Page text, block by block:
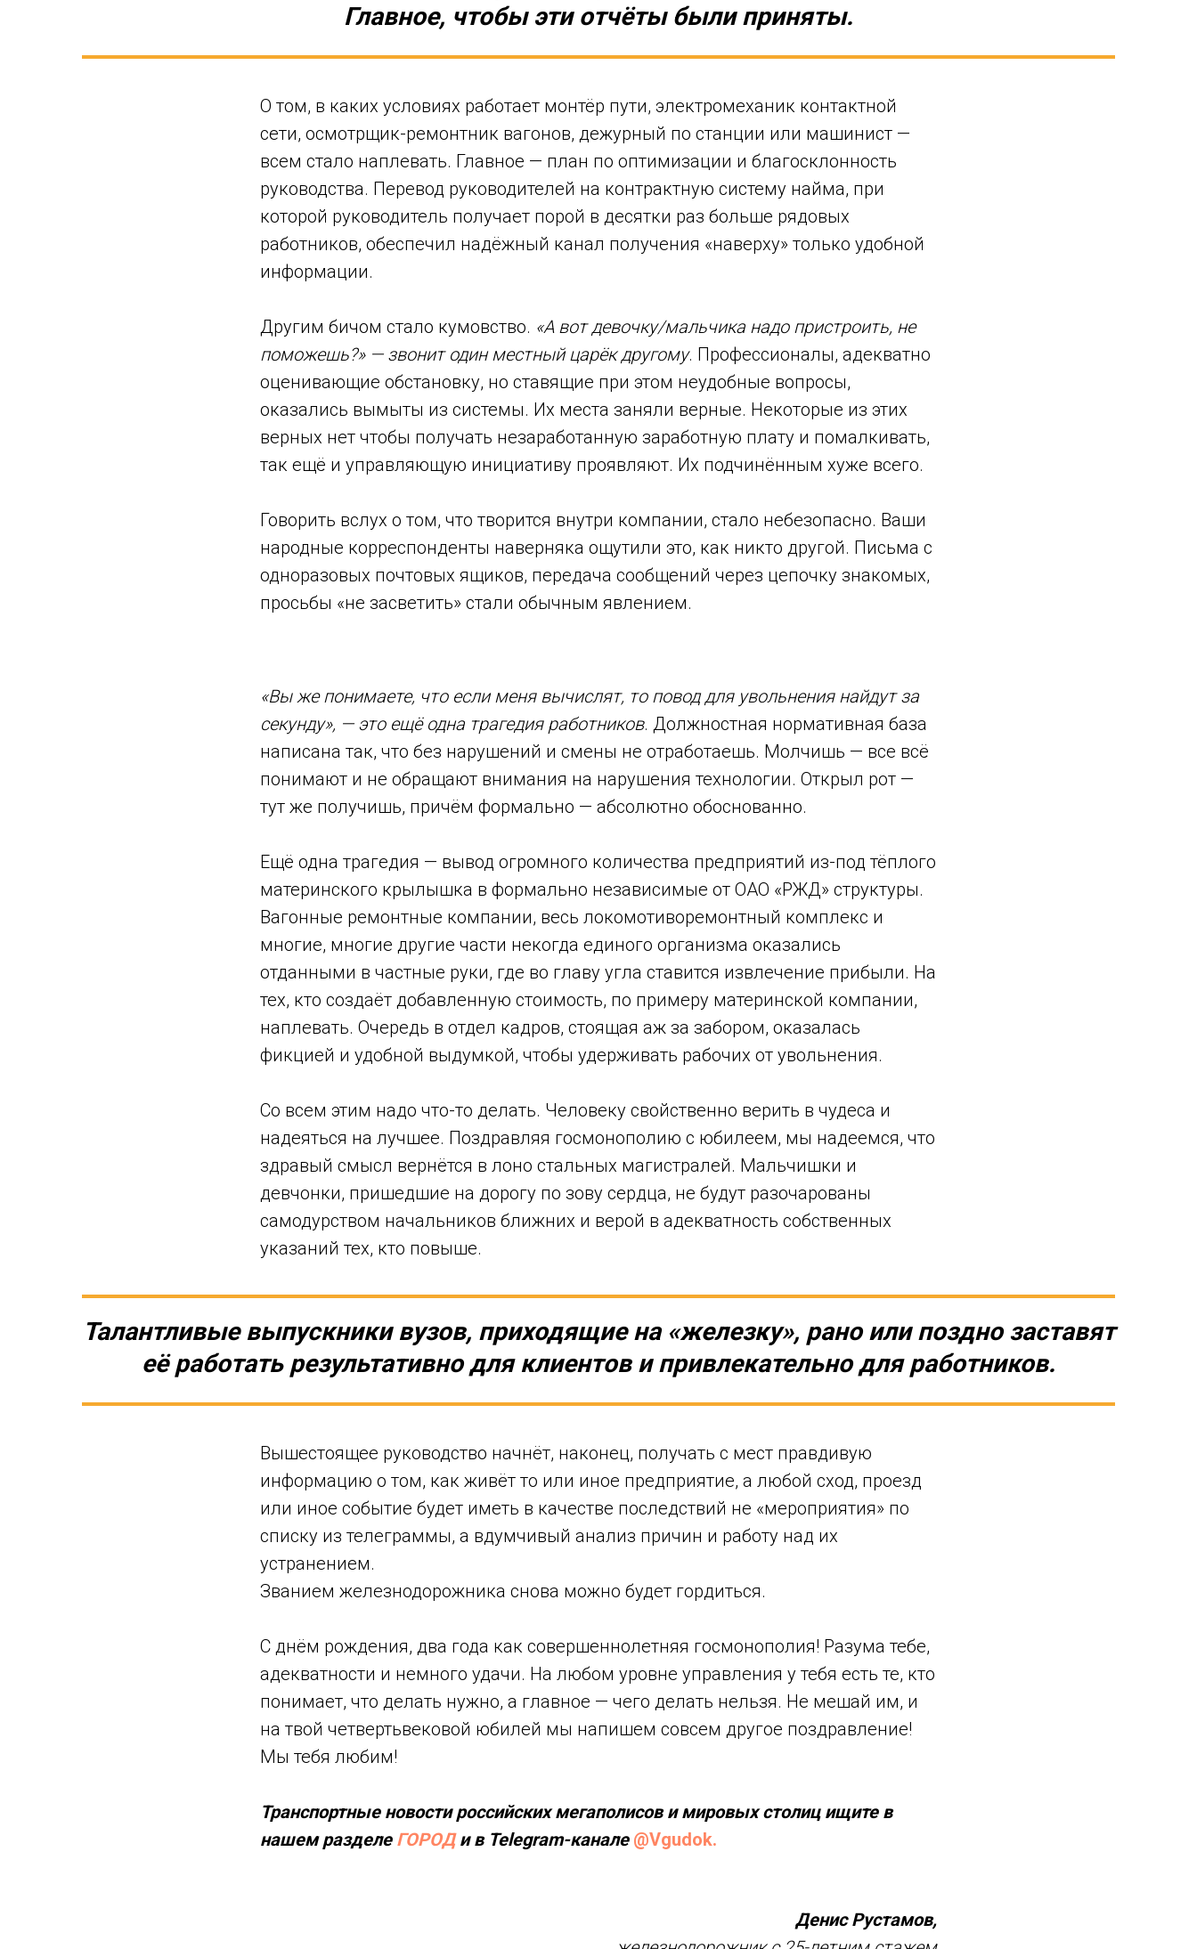
Главное, чтобы эти отчёты были приняты.
О том, в каких условиях работает монтёр пути, электромеханик контактной
сети, осмотрщик-ремонтник вагонов, дежурный по станции или машинист —
всем стало наплевать. Главное — план по оптимизации и благосклонность
руководства. Перевод руководителей на контрактную систему найма, при
которой руководитель получает порой в десятки раз больше рядовых
работников, обеспечил надёжный канал получения «наверху» только удобной
информации.
Другим бичом стало кумовство. «А вот девочку/мальчика надо пристроить, не
поможешь?» — звонит один местный царёк другому. Профессионалы, адекватно
оценивающие обстановку, но ставящие при этом неудобные вопросы,
оказались вымыты из системы. Их места заняли верные. Некоторые из этих
верных нет чтобы получать незаработанную заработную плату и помалкивать,
так ещё и управляющую инициативу проявляют. Их подчинённым хуже всего.
Говорить вслух о том, что творится внутри компании, стало небезопасно. Ваши
народные корреспонденты наверняка ощутили это, как никто другой. Письма с
одноразовых почтовых ящиков, передача сообщений через цепочку знакомых,
просьбы «не засветить» стали обычным явлением.
«Вы же понимаете, что если меня вычислят, то повод для увольнения найдут за
секунду», — это ещё одна трагедия работников. Должностная нормативная база
написана так, что без нарушений и смены не отработаешь. Молчишь — все всё
понимают и не обращают внимания на нарушения технологии. Открыл рот —
тут же получишь, причём формально — абсолютно обоснованно.
Ещё одна трагедия — вывод огромного количества предприятий из-под тёплого
материнского крылышка в формально независимые от ОАО «РЖД» структуры.
Вагонные ремонтные компании, весь локомотиворемонтный комплекс и
многие, многие другие части некогда единого организма оказались
отданными в частные руки, где во главу угла ставится извлечение прибыли. На
тех, кто создаёт добавленную стоимость, по примеру материнской компании,
наплевать. Очередь в отдел кадров, стоящая аж за забором, оказалась
фикцией и удобной выдумкой, чтобы удерживать рабочих от увольнения.
Со всем этим надо что-то делать. Человеку свойственно верить в чудеса и
надеяться на лучшее. Поздравляя госмонополию с юбилеем, мы надеемся, что
здравый смысл вернётся в лоно стальных магистралей. Мальчишки и
девчонки, пришедшие на дорогу по зову сердца, не будут разочарованы
самодурством начальников ближних и верой в адекватность собственных
указаний тех, кто повыше.
Талантливые выпускники вузов, приходящие на «железку», рано или поздно заставят
её работать результативно для клиентов и привлекательно для работников.
Вышестоящее руководство начнёт, наконец, получать с мест правдивую
информацию о том, как живёт то или иное предприятие, а любой сход, проезд
или иное событие будет иметь в качестве последствий не «мероприятия» по
списку из телеграммы, а вдумчивый анализ причин и работу над их
устранением.
Званием железнодорожника снова можно будет гордиться.
С днём рождения, два года как совершеннолетняя госмонополия! Разума тебе,
адекватности и немного удачи. На любом уровне управления у тебя есть те, кто
понимает, что делать нужно, а главное — чего делать нельзя. Не мешай им, и
на твой четвертьвековой юбилей мы напишем совсем другое поздравление!
Мы тебя любим!
Транспортные новости российских мегаполисов и мировых столиц ищите в
нашем разделе ГОРОДи в Telegram-канале @Vgudok.
Денис Рустамов,